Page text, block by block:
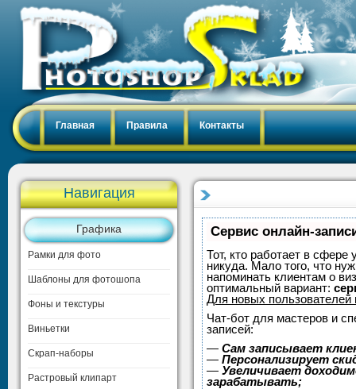
Главная Правила Контакты
Навигация
Графика
Рамки для фото
Шаблоны для фотошопа
Фоны и текстуры
Виньетки
Скрап-наборы
Растровый клипарт
Сервис онлайн-
Тот, кто работает в сфере
никуда. Мало того, что
напоминать клиентам о
оптимальный вариант:
Для новых пользователей
Чат-бот для мастеров и
записей:
— Сам записывает
— Персонализирует
— Увеличивает
зарабатывать;